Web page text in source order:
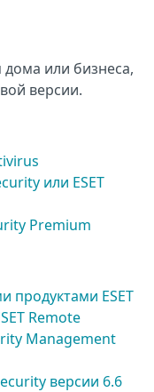
дома или бизнеса,
версии.
или ESET
Premium
продуктами ESET
Remote
Management
версии 6.6